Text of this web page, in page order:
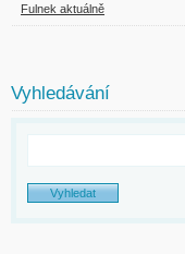
Fulnek aktuálně
Vyhledávání